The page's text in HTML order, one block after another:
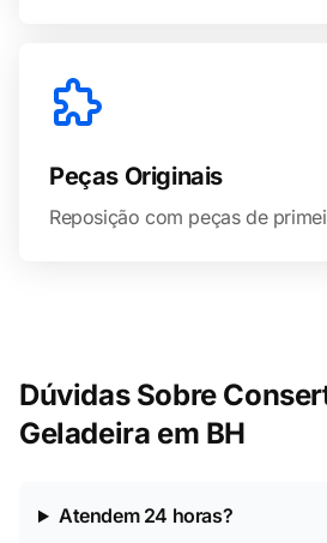
Peças Originais
Reposição com peças de
Dúvidas Sobre
Geladeira em BH
Atendem 24 horas?